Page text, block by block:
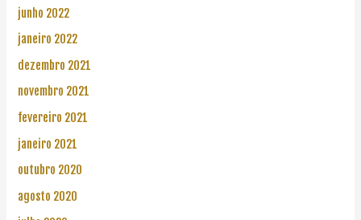
junho 2022
janeiro 2022
dezembro 2021
novembro 2021
fevereiro 2021
janeiro 2021
outubro 2020
agosto 2020